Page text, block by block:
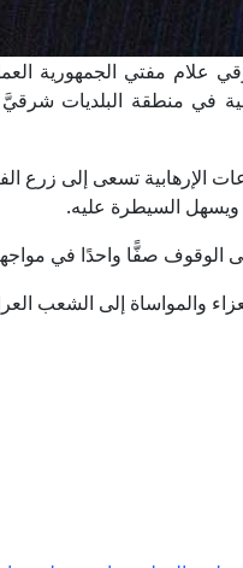
علام مفتي الجمهورية
الإرهابية تسعى إلى زرع
السيطرة عليه.
صفًّا واحدًا في مواجهة
والمواساة إلى الشعب